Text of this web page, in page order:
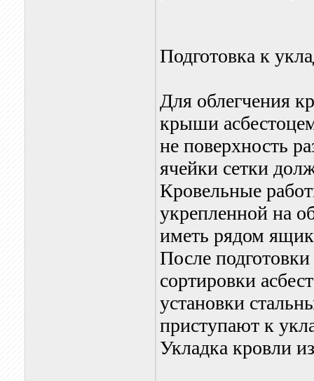
Подготовка к
Для облегчения
крыши
не поверхность
ячейки сетки
Кровельные
укрепленной на
иметь рядом
После
сортировки
установки
приступают к
Укладка кровли